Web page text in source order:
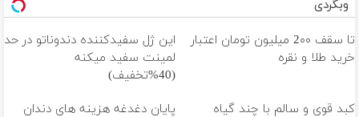
وبگردی
تا سقف 2۰۰ میلیون تومان اعتبار
خرید طلا و نقره
این ژل سفیدکننده دندوناتو در حد
لمینت سفید میکنه
(40%تخفیف)
کبد قوی و سالم با چند گیاه
پایان دغدغه هزینه های دندان